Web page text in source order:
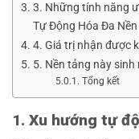
3. Những tính năng
Tự Động Hóa Đa Nền
4. Giá trị nhận được
5. Nền tảng này sinh
Tổng kết
1. Xu hướng tự